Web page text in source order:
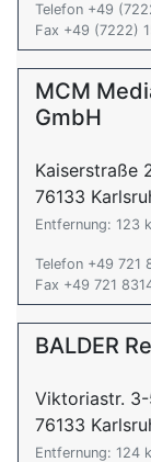
Telefon +49
Fax +49 (7222)
MCM
GmbH
Kaiserstraße
76133
Entfernung: 123
Telefon +49 721
Fax +49 721
BALDER
Viktoriastr.
76133
Entfernung: 124